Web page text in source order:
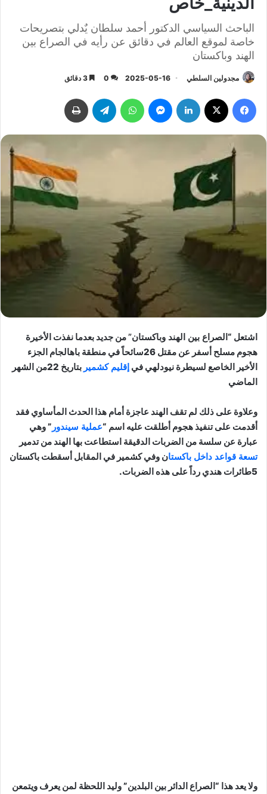
الدكتور أحمد سلطان يٌدلي بتصريحات
العالم في دقائق عن رأيه في الصراع بين
2025-05-16
0 3 دقائق
لينكدإن ماسنجر واتساب تيلقرام طباعة
بين الهند وباكستان”من جديد بعدما نفذت الأخيرة
هجوم مسلح أسفر عن مقتل 26سائحاً في منطقة باهالجام الجزء
لسيطرة نيودلهي فيإقليم كشمير بتاريخ 22من الشهر
لم تقف الهند عاجزة أمام هذا الحدث المأساوي فقد
هجوم أطلقت عليه اسم “عملية سيندور” وهي
الضربات الدقيقة استطاعت بها الهند من تدمير
باكستانوفي كشمير في المقابل أسقطت باكستان
الدائر بين البلدين” وليد اللحظة لمن يعرف ويتمعن